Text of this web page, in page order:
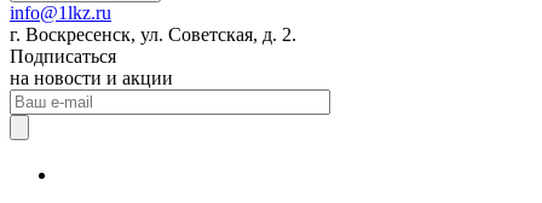
info@1lkz.ru
г. Воскресенск, ул. Советская, д. 2.
Подписаться
на новости и акции